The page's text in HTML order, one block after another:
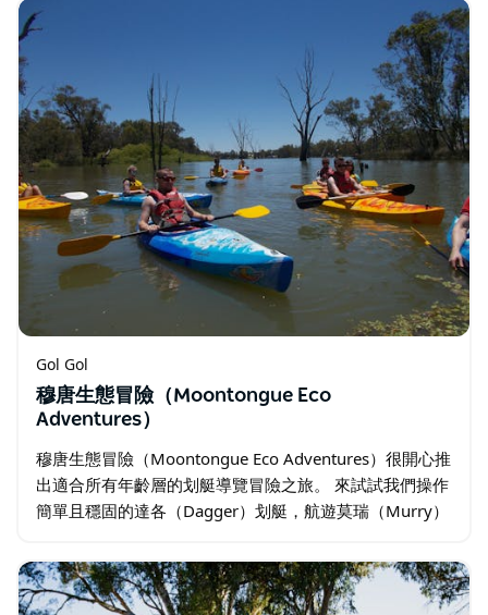
Gol Gol
穆唐生態冒險（Moontongue Eco
Adventures）
穆唐生態冒險（Moontongue Eco Adventures）很開心推
出適合所有年齡層的划艇導覽冒險之旅。 來試試我們操作
簡單且穩固的達各（Dagger）划艇，航遊莫瑞（Murry）